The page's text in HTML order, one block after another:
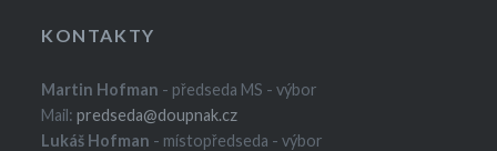
KONTAKTY
Martin Hofman - předseda MS - výbor
Mail:predseda@doupnak.cz
Lukáš Hofman - místopředseda - výbor